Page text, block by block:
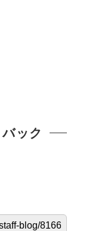
ック